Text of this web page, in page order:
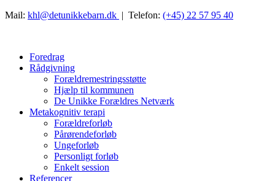
Mail: khl@detunikkebarn.dk | Telefon: (+45) 22 57 95 40
Foredrag
Rådgivning
Forældremestringsstøtte
Hjælp til kommunen
De Unikke Forældres Netværk
Metakognitiv terapi
Forældreforløb
Pårørendeforløb
Ungeforløb
Personligt forløb
Enkelt session
Referencer